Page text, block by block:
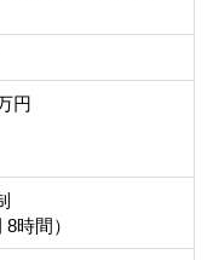
円
時間）